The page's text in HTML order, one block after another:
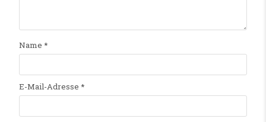
Name *
E-Mail-Adresse *